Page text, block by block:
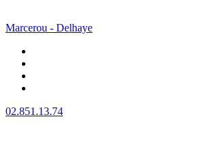
Marcerou - Delhaye
02.851.13.74